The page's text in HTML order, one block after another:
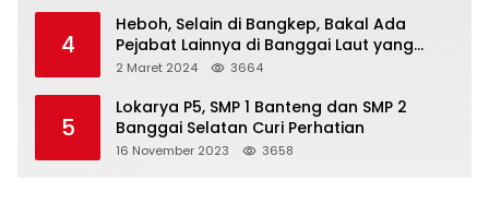
4
Heboh, Selain di Bangkep, Bakal Ada
Pejabat Lainnya di Banggai Laut yang
Bakal di Ciduk, Bagini Kata Kapolres!
2 Maret 2024 3664
5
Lokarya P5, SMP 1 Banteng dan SMP 2
Banggai Selatan Curi Perhatian
16 November 2023 3658